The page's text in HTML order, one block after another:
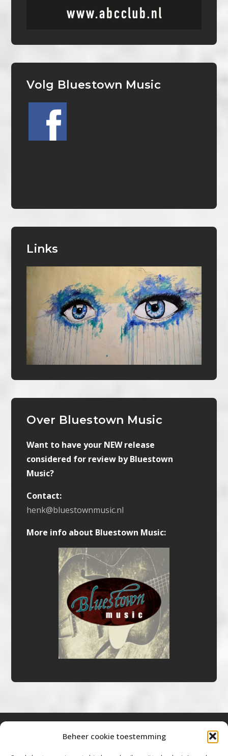
Beheer cookie toestemming
Volg Bluestown Music
Links
Over Bluestown Music
Want to have your NEW release
considered for review by Bluestown
Music?
Contact:
henk@bluestownmusic.nl
More info about Bluestown Music: